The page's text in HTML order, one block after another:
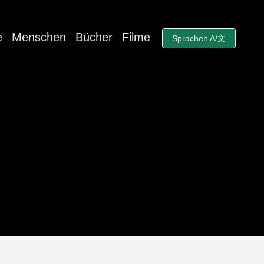
Menschen Bücher Filme Sprachen A/文